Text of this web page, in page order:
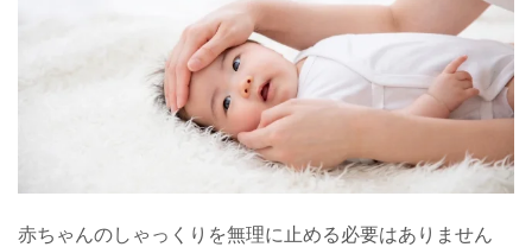
赤ちゃんのしゃっくりを無理に止める必要はありません